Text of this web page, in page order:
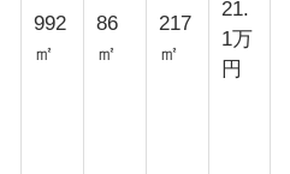
992
㎡
86
㎡
217
㎡
21.
1万
円